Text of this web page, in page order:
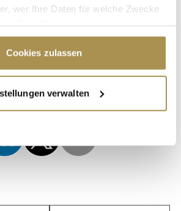
wer Ihre Daten für welche Zwecke
durch Klicken auf das Privacy
oder widerrufen
über Ihre geografische Lage
bis auf einige Meter genau sein
(Fingerprinting) identifizieren
fest.
Cookies zulassen
verwalten